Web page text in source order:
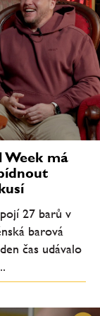
Week má
27 barů v
barová
čas udávalo